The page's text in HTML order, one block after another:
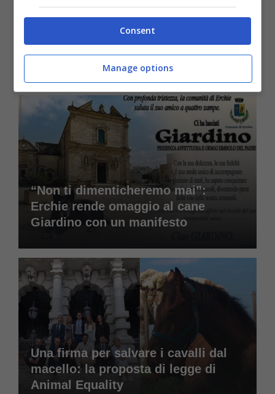
“La natura non si festeggia con i
fucili”: bufera sul festival della
caccia nel Cilento
“Non ti dimenticheremo mai”:
Erchie rende omaggio al cane
Giardino con un manifesto
Una firma per salvare i cavalli dal
macello: la proposta di legge di
Animal Equality
Consent
Manage options